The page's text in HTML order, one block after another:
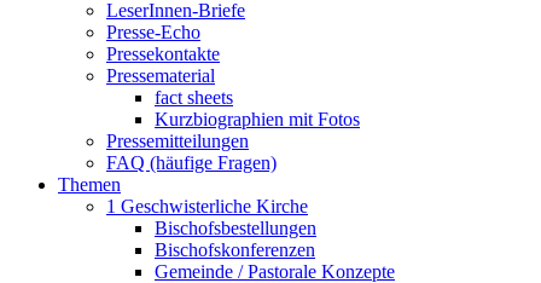
LeserInnen-Briefe
Presse-Echo
Pressekontakte
Pressematerial
fact sheets
Kurzbiographien mit Fotos
Pressemitteilungen
FAQ (häufige Fragen)
Themen
1 Geschwisterliche Kirche
Bischofsbestellungen
Bischofskonferenzen
Gemeinde / Pastorale Konzepte